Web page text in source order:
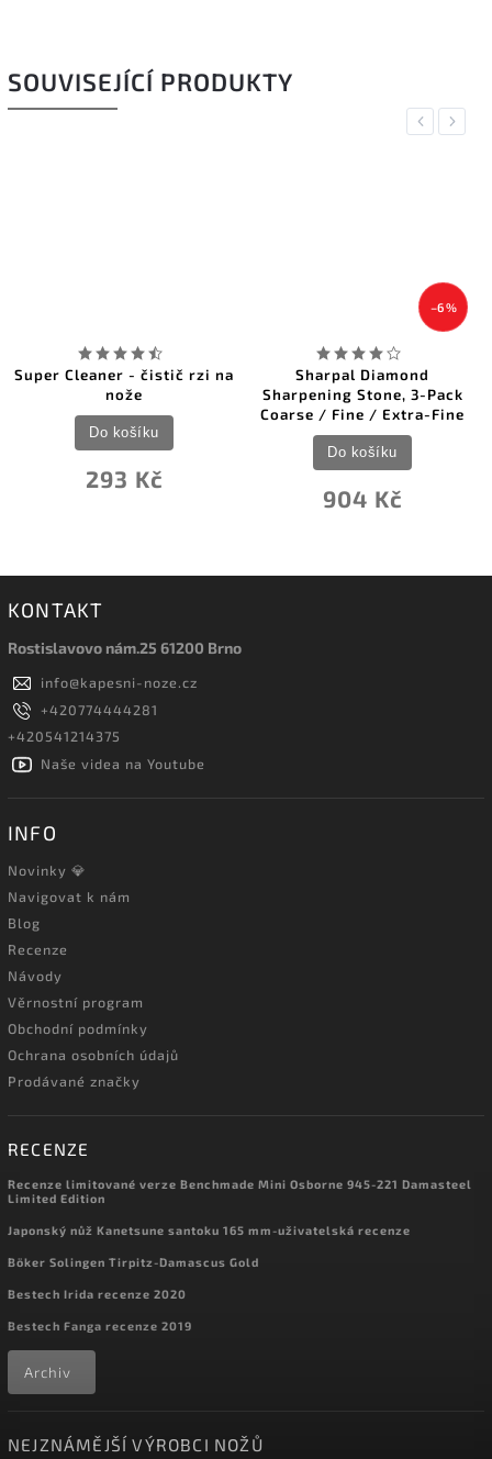
SOUVISEJÍCÍ PRODUKTY
Previous
Super Cleaner - čistič rzi na
nože
293 Kč
Do košíku
–6 %
Sharpal Diamond
Sharpening Stone, 3-Pack
Coarse / Fine / Extra-Fine
904 Kč
Do košíku
Next
KONTAKT
Rostislavovo nám.25 61200 Brno
info@kapesni-noze.cz
+420774444281
+420541214375
Naše videa na Youtube
INFO
Novinky 💎
Navigovat k nám
Blog
Recenze
Návody
Věrnostní program
Obchodní podmínky
Ochrana osobních údajů
Prodávané značky
RECENZE
Recenze limitované verze Benchmade Mini Osborne 945-221 Damasteel
Limited Edition
Japonský nůž Kanetsune santoku 165 mm-uživatelská recenze
Böker Solingen Tirpitz-Damascus Gold
Bestech Irida recenze 2020
Bestech Fanga recenze 2019
Archiv
NEJZNÁMĚJŠÍ VÝROBCI NOŽŮ